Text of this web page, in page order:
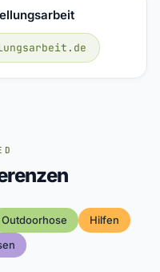
Outdoorhose
Hilfen